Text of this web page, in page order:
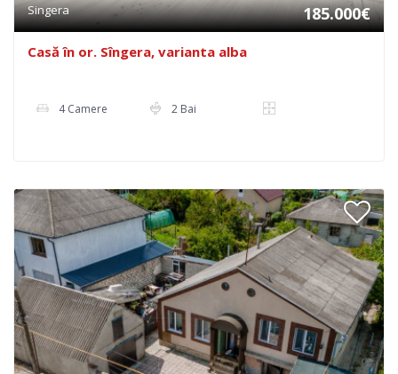
Singera 185.000€
Casă în or. Sîngera, varianta alba
4 Camere 2 Bai